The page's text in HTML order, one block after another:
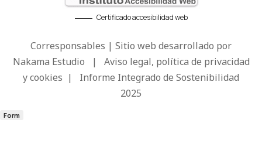
Certificado accesibilidad web
Corresponsables | Sitio web desarrollado por
Nakama Estudio | Aviso legal, política de privacidad
y cookies | Informe Integrado de Sostenibilidad
2025
Form